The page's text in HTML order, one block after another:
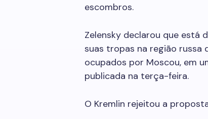
escombros.
Zelensky declarou que está
suas tropas na região russa
ocupados por Moscou, em
publicada na terça-feira.
O Kremlin rejeitou a